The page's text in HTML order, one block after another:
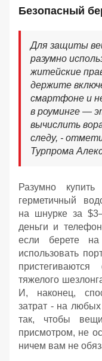
Безопасный
Для защиты
разумно
житейские
держите
смартфоне и
в роуминге —
вычислить
следу, -
Турпрома
Разумно
герметичный
на шнурке за
деньги и
если берете
использовать
тяжелого
И, наконец,
затрат - на
так, чтобы
присмотром, не
ничем вам не